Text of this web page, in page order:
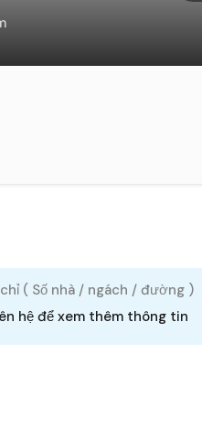
( Số nhà / ngách / đường )
hệ để xem thêm thông tin